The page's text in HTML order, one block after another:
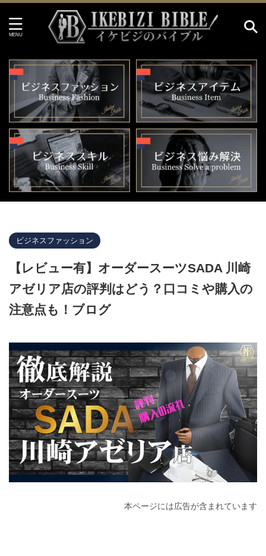
ビジネスファッション
【レビュー有】オーダースーツSADA 川崎
アゼリア店の評判はどう？口コミや購入の
注意点も！ブログ
本ページには広告が含まれています